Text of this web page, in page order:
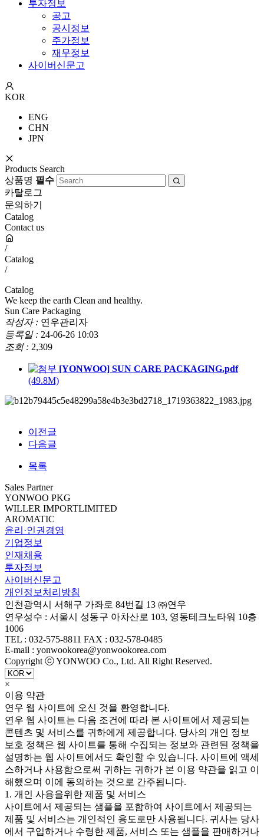
투자정보
공고
공시정보
주가정보
재무정보
사이버신문고
KOR
ENG
CHN
JPN
Products Search
상품명 필수
카탈로그
문의하기
Catalog
Contact us
/
Catalog
/
Catalog
We keep the earth Clean and healthy.
Sun Care Packaging
작성자 : 연우관리자
등록일 : 24-06-26 10:03
조회 : 2,309
[YONWOO] SUN CARE PACKAGING.pdf
(49.8M)
이전글
다음글
목록
Sales Partner
YONWOO PKG
WILLER IMPORTLIMITED
AROMATIC
윤리·인권경영
기업정보
인재채용
투자정보
사이버신문고
개인정보처리방침
인천광역시 서해구 가좌로 84번길 13 ㈜연우
연우성수 : 서울시 성동구 아차산로 103, 영동테크노타워 10층
1006
TEL : 032-575-8811 FAX : 032-578-0485
E-mail : yonwookorea@yonwookorea.com
Copyright ⓒ YONWOO Co., Ltd. All Right Reserved.
×
이용 약관
연우 웹 사이트에 오신 것을 환영합니다.
연우 웹 사이트는 다음 조건에 따라 본 사이트에서 제공되는
콘텐츠 및 서비스를 귀하에게 제공합니다. 당사의 개인 정보
보호 정책은 웹 사이트를 통해 수집되는 정보와 관련된 정책을
설명하는 웹 사이트에서도 확인할 수 있습니다. 사이트에 액세
스하거나 사용함으로써 귀하는 귀하가 본 이용 약관을 읽고 이
해했으며 이에 동의하는 것으로 간주됩니다.
1. 개인 사용을위한 제품 및 서비스
사이트에서 제공되는 샘플을 포함하여 사이트에서 제공되는
제품 및 서비스는 개인적인 용도로만 사용됩니다. 귀사는 당사
에서 구입하거나 수령한 제품, 서비스 또는 샘플을 판매하거나